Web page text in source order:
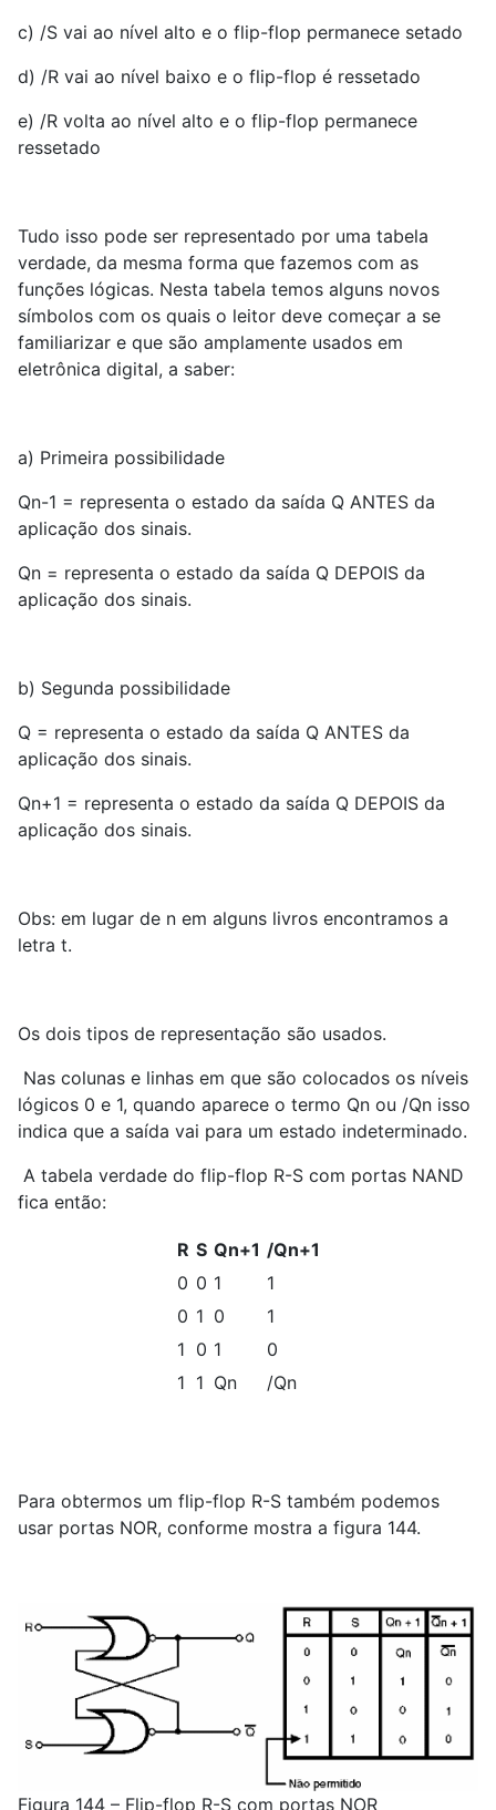
c) /S vai ao nível alto e o flip-flop permanece setado
d) /R vai ao nível baixo e o flip-flop é ressetado
e) /R volta ao nível alto e o flip-flop permanece
ressetado
Tudo isso pode ser representado por uma tabela
verdade, da mesma forma que fazemos com as
funções lógicas. Nesta tabela temos alguns novos
símbolos com os quais o leitor deve começar a se
familiarizar e que são amplamente usados em
eletrônica digital, a saber:
a) Primeira possibilidade
Qn-1 = representa o estado da saída Q ANTES da
aplicação dos sinais.
Qn = representa o estado da saída Q DEPOIS da
aplicação dos sinais.
b) Segunda possibilidade
Q = representa o estado da saída Q ANTES da
aplicação dos sinais.
Qn+1 = representa o estado da saída Q DEPOIS da
aplicação dos sinais.
Obs: em lugar de n em alguns livros encontramos a
letra t.
Os dois tipos de representação são usados.
Nas colunas e linhas em que são colocados os níveis
lógicos 0 e 1, quando aparece o termo Qn ou /Qn isso
indica que a saída vai para um estado indeterminado.
A tabela verdade do flip-flop R-S com portas NAND
fica então:
R S Qn+1 /Qn+1
0 0 1
1
0 1 0
1
1 0 1
0
1 1 Qn /Qn
Para obtermos um flip-flop R-S também podemos
usar portas NOR, conforme mostra a figura 144.
Figura 144 – Flip-flop R-S com portas NOR